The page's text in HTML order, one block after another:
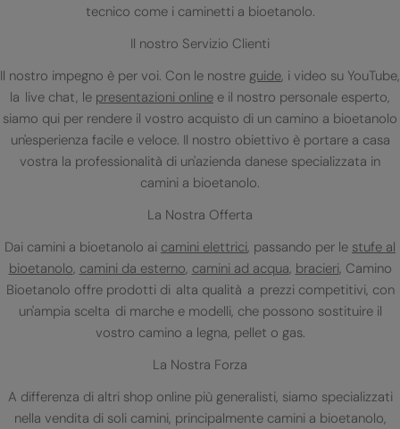
tecnico come i caminetti a bioetanolo.
Il nostro Servizio Clienti
Il nostro impegno è per voi. Con le nostre guide, i video su YouTube,
la live chat, le presentazioni online e il nostro personale esperto,
siamo qui per rendere il vostro acquisto di un camino a bioetanolo
un'esperienza facile e veloce. Il nostro obiettivo è portare a casa
vostra la professionalità di un'azienda danese specializzata in
camini a bioetanolo.
La Nostra Offerta
Dai camini a bioetanolo ai camini elettrici, passando per le stufe al
bioetanolo, camini da esterno, camini ad acqua, bracieri, Camino
Bioetanolo offre prodotti di alta qualità a prezzi competitivi, con
un'ampia scelta di marche e modelli, che possono sostituire il
vostro camino a legna, pellet o gas.
La Nostra Forza
A differenza di altri shop online più generalisti, siamo specializzati
nella vendita di soli camini, principalmente camini a bioetanolo,